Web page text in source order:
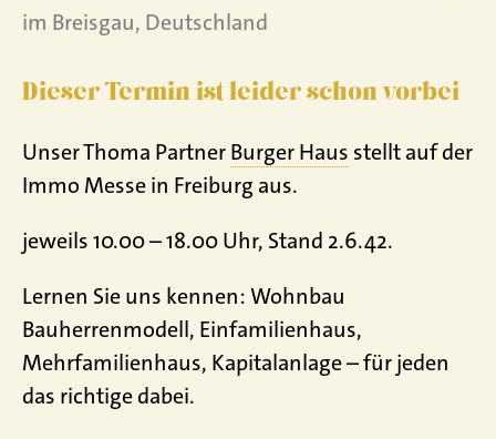
im Breisgau, Deutschland
Dieser Termin ist leider schon vorbei
Unser Thoma PartnerBurger Haus stellt auf der
Immo Messe in Freiburg aus.
jeweils 10.00 – 18.00 Uhr, Stand 2.6.42.
Lernen Sie uns kennen: Wohnbau
Bauherrenmodell, Einfamilienhaus,
Mehrfamilienhaus, Kapitalanlage – für jeden
das richtige dabei.